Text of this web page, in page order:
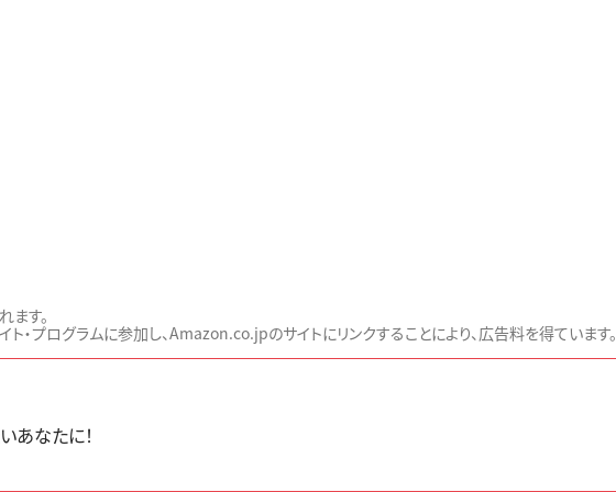
ます。
・プログラムに参加し、Amazon.co.jpのサイトにリンクすることにより、広告料を得ています。
あなたに！